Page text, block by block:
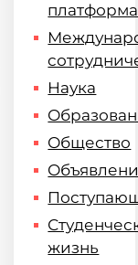
платформа
Наука
Общество
жизнь